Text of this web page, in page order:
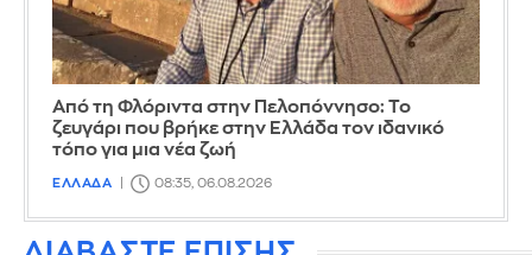
Από τη Φλόριντα στην Πελοπόννησο: Το
ζευγάρι που βρήκε στην Ελλάδα τον ιδανικό
τόπο για μια νέα ζωή
ΕΛΛΑΔΑ 08:35, 06.08.2026